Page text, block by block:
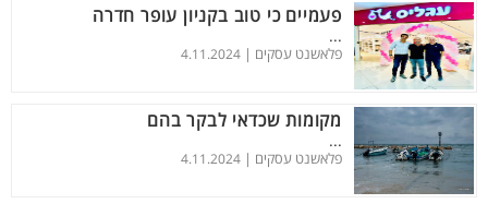
פעמיים כי טוב בקניון עופר חדרה
...
פלאשנט עסקים | 4.11.2024
מקומות שכדאי לבקר בהם
...
פלאשנט עסקים | 4.11.2024